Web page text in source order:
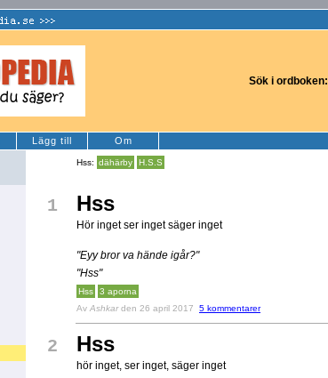
Sök i ordboken:
Lägg till Om
Hss: dähärby H.S.S
1 Hss
Hör inget ser inget säger inget
"Eyy bror va hände igår?"
"Hss"
Hss
3 aporna
Av Ashkar den 26 april 2017 5 kommentarer
2 Hss
hör inget, ser inget, säger inget